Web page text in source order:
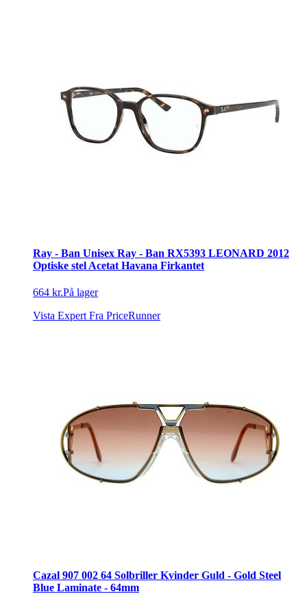
Ray - Ban Unisex Ray - Ban RX5393 LEONARD 2012
Optiske stel Acetat Havana Firkantet
664 kr.På lager
Vista Expert Fra PriceRunner
Cazal 907 002 64 Solbriller Kvinder Guld - Gold Steel
Blue Laminate - 64mm